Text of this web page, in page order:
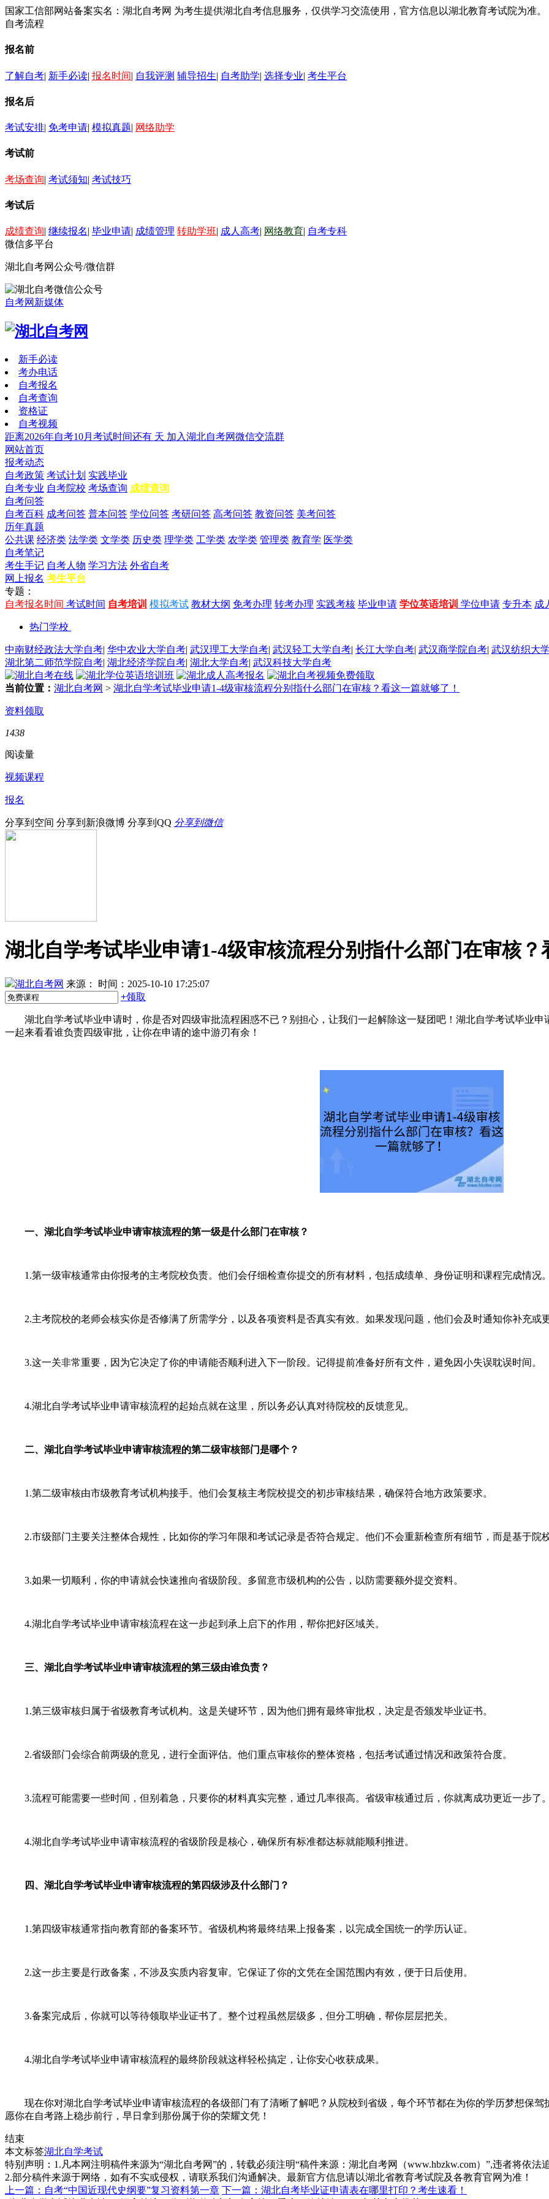
国家工信部网站备案实名：湖北自考网 为考生提供湖北自考信息服务，仅供学习交流使用，官方信息以湖北教育考试院为准。
自考流程
报名前
了解自考| 新手必读| 报名时间| 自我评测 辅导招生| 自考助学| 选择专业| 考生平台
报名后
考试安排| 免考申请| 模拟真题| 网络助学
考试前
考场查询| 考试须知| 考试技巧
考试后
成绩查询| 继续报名| 毕业申请| 成绩管理 转助学班| 成人高考| 网络教育| 自考专科
微信多平台
湖北自考网公众号/微信群
自考网新媒体
新手必读
考办电话
自考报名
自考查询
资格证
自考视频
距离2026年自考10月考试时间还有 天 加入湖北自考网微信交流群
网站首页
报考动态
自考政策 考试计划 实践毕业
自考专业 自考院校 考场查询 成绩查询
自考问答
自考百科 成考问答 普本问答 学位问答 考研问答 高考问答 教资问答 美考问答
历年真题
公共课 经济类 法学类 文学类 历史类 理学类 工学类 农学类 管理类 教育学 医学类
自考笔记
考生手记 自考人物 学习方法 外省自考
网上报名 考生平台
专题：
自考报名时间 考试时间 自考培训 模拟考试 教材大纲 免考办理 转考办理 实践考核 毕业申请 学位英语培训 学位申请 专升本 成
热门学校
中南财经政法大学自考| 华中农业大学自考| 武汉理工大学自考| 武汉轻工大学自考| 长江大学自考| 武汉商学院自考| 武汉纺织大
湖北第二师范学院自考| 湖北经济学院自考| 湖北大学自考| 武汉科技大学自考
当前位置： 湖北自考网 > 湖北自学考试毕业申请1-4级审核流程分别指什么部门在审核？看这一篇就够了！
资料领取
1438
阅读量
视频课程
报名
分享到空间 分享到新浪微博 分享到QQ 分享到微信
湖北自学考试毕业申请1-4级审核流程分别指什么部门在审核？
湖北自考网 来源：
时间：2025-10-10 17:25:07
+领取
湖北自学考试毕业申请时，你是否对四级审批流程困惑不已？别担心，让我们一起解除这一疑团吧！湖北自学考试毕业申
一起来看看谁负责四级审批，让你在申请的途中游刃有余！
一、湖北自学考试毕业申请审核流程的第一级是什么部门在审核？
1.第一级审核通常由你报考的主考院校负责。他们会仔细检查你提交的所有材料，包括成绩单、身份证明和课程完成情况。
2.主考院校的老师会核实你是否修满了所需学分，以及各项资料是否真实有效。如果发现问题，他们会及时通知你补充或更
3.这一关非常重要，因为它决定了你的申请能否顺利进入下一阶段。记得提前准备好所有文件，避免因小失误耽误时间。
4.湖北自学考试毕业申请审核流程的起始点就在这里，所以务必认真对待院校的反馈意见。
二、湖北自学考试毕业申请审核流程的第二级审核部门是哪个？
1.第二级审核由市级教育考试机构接手。他们会复核主考院校提交的初步审核结果，确保符合地方政策要求。
2.市级部门主要关注整体合规性，比如你的学习年限和考试记录是否符合规定。他们不会重新检查所有细节，而是基于院校
3.如果一切顺利，你的申请就会快速推向省级阶段。多留意市级机构的公告，以防需要额外提交资料。
4.湖北自学考试毕业申请审核流程在这一步起到承上启下的作用，帮你把好区域关。
三、湖北自学考试毕业申请审核流程的第三级由谁负责？
1.第三级审核归属于省级教育考试机构。这是关键环节，因为他们拥有最终审批权，决定是否颁发毕业证书。
2.省级部门会综合前两级的意见，进行全面评估。他们重点审核你的整体资格，包括考试通过情况和政策符合度。
3.流程可能需要一些时间，但别着急，只要你的材料真实完整，通过几率很高。省级审核通过后，你就离成功更近一步了。
4.湖北自学考试毕业申请审核流程的省级阶段是核心，确保所有标准都达标就能顺利推进。
四、湖北自学考试毕业申请审核流程的第四级涉及什么部门？
1.第四级审核通常指向教育部的备案环节。省级机构将最终结果上报备案，以完成全国统一的学历认证。
2.这一步主要是行政备案，不涉及实质内容复审。它保证了你的文凭在全国范围内有效，便于日后使用。
3.备案完成后，你就可以等待领取毕业证书了。整个过程虽然层级多，但分工明确，帮你层层把关。
4.湖北自学考试毕业申请审核流程的最终阶段就这样轻松搞定，让你安心收获成果。
现在你对湖北自学考试毕业申请审核流程的各级部门有了清晰了解吧？从院校到省级，每个环节都在为你的学历梦想保驾
愿你在自考路上稳步前行，早日拿到那份属于你的荣耀文凭！
结束
本文标签湖北自学考试
特别声明：1.凡本网注明稿件来源为“湖北自考网”的，转载必须注明“稿件来源：湖北自考网（www.hbzkw.com）”,违者将依法
2.部分稿件来源于网络，如有不实或侵权，请联系我们沟通解决。最新官方信息请以湖北省教育考试院及各教育官网为准！
上一篇：自考“中国近现代史纲要”复习资料第一章 下一篇：湖北自考毕业证申请表在哪里打印？考生速看！